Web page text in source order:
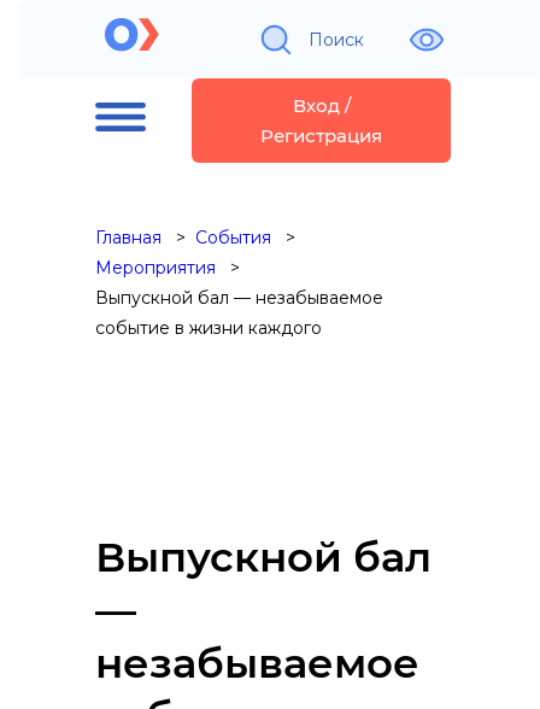
Поиск
Вход /
Регистрация
Главная
События
Мероприятия
Выпускной бал — незабываемое
событие в жизни каждого
Выпускной бал
—
незабываемое